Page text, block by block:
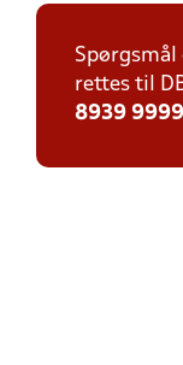
Spørgsmål
rettes til
8939 9999